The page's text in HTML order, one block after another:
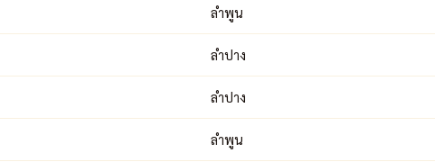
ลำพูน
ลำปาง
ลำปาง
ลำพูน